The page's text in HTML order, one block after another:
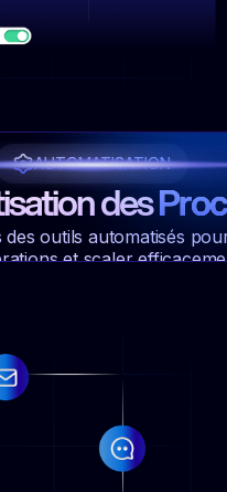
AUTOMATISATION
des
outils automatisés
et scaler